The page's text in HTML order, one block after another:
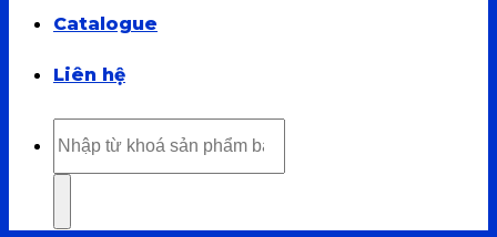
Catalogue
Liên hệ
kiếm: